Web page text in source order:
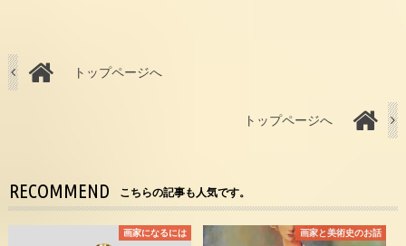
トップページへ
トップページへ
RECOMMEND こちらの記事も人気です。
画家になるには 画家と美術史のお話